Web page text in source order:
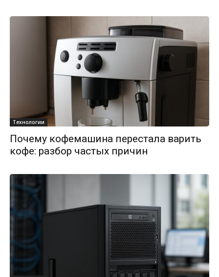
Технологии
Почему кофемашина перестала варить
кофе: разбор частых причин